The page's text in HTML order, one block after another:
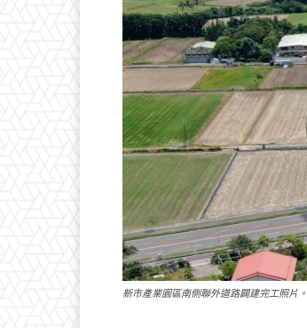
新市產業園區南側聯外道路闢建完工照片。